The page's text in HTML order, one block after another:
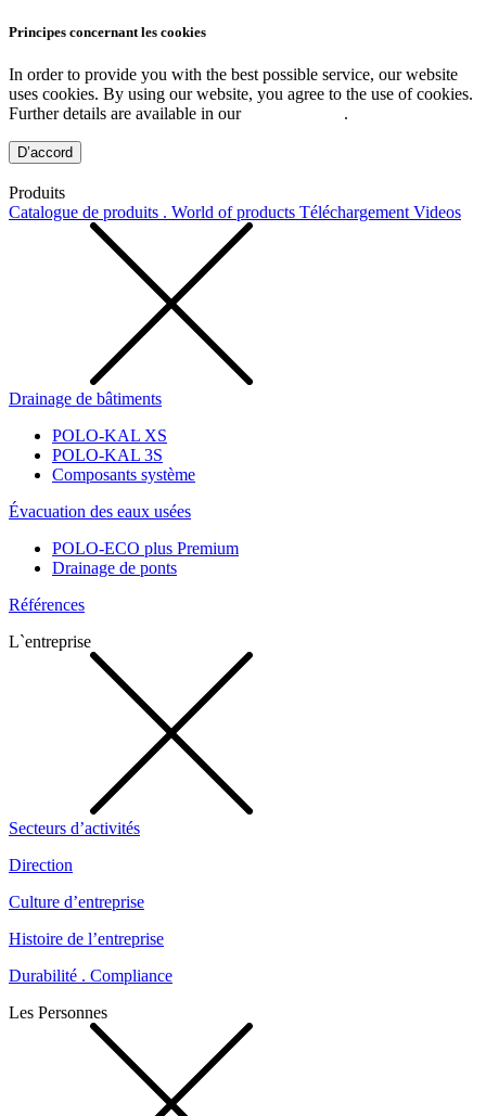
Principes concernant les cookies
In order to provide you with the best possible service, our website
uses cookies. By using our website, you agree to the use of cookies.
Further details are available in our
.
D’accord
Produits
Catalogue de produits . World of products Téléchargement Videos
Drainage de bâtiments
POLO-KAL XS
POLO-KAL 3S
Composants système
Évacuation des eaux usées
POLO-ECO plus Premium
Drainage de ponts
Références
L`entreprise
Secteurs d’activités
Direction
Culture d’entreprise
Histoire de l’entreprise
Durabilité . Compliance
Les Personnes